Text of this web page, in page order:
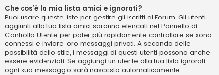
Che cos’è la mia lista amici e ignorati?
Puoi usare queste liste per gestire gli iscritti al Forum. Gli utenti
aggiunti alla tua lista amici saranno elencati nel Pannello di
Controllo Utente per poter più rapidamente controllare se sono
connessi e inviare loro messaggi privati. A seconda delle
possibilità dello stile, i messaggi di questi utenti possono anche
essere evidenziati. Se aggiungi un utente alla tua lista ignorati,
ogni suo messaggio sarà nascosto automaticamente.